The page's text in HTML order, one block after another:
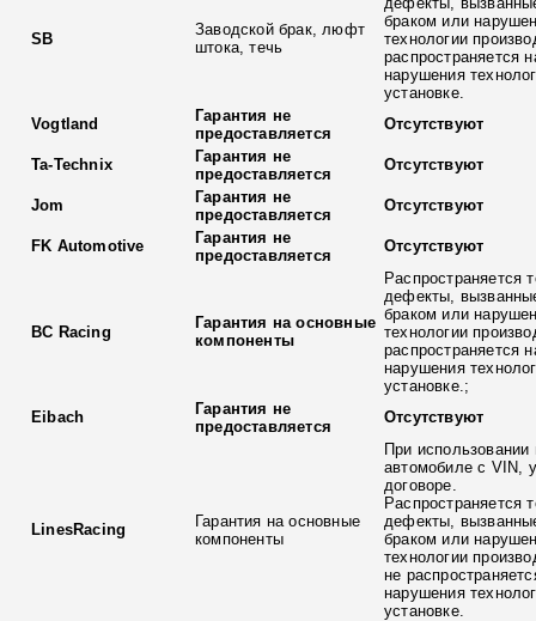
SB
Заводской брак, люфт
штока, течь
браком или
технологии
распространяется
нарушения
установке.
Vogtland
Гарантия не
предоставляется
Отсутствуют
Ta-Technix
Гарантия не
предоставляется
Отсутствуют
Jom
Гарантия не
предоставляется
Отсутствуют
FK Automotive
Гарантия не
предоставляется
Отсутствуют
BC Racing
Гарантия на основные
компоненты
Распространяется
дефекты,
браком или
технологии
распространяется
нарушения
установке.;
Eibach
Гарантия не
предоставляется
Отсутствуют
LinesRacing
Гарантия на основные
компоненты
При использовании
автомобиле с VIN,
договоре.
Распространяется
дефекты,
браком или
технологии
не
нарушения
установке.